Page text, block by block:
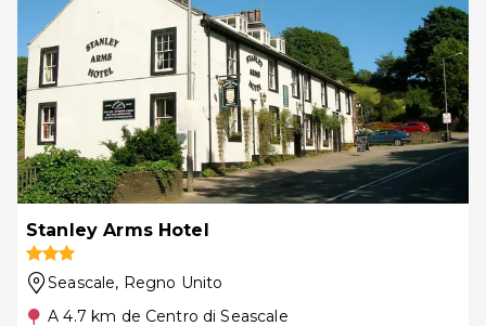
Stanley Arms Hotel
Seascale, Regno Unito
A 4.7 km de Centro di Seascale